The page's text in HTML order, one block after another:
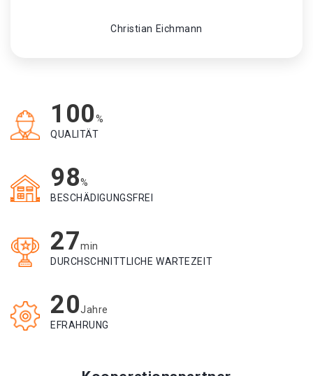
Christian Eichmann
100%
QUALITÄT
98%
BESCHÄDIGUNGSFREI
27min
DURCHSCHNITTLICHE WARTEZEIT
20Jahre
EFRAHRUNG